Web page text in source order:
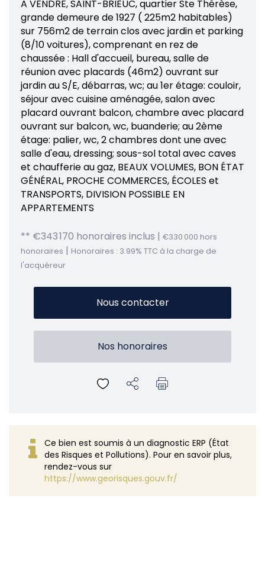
A VENDRE, SAINT-BRIEUC, quartier Ste Thérèse,
grande demeure de 1927 ( 225m2 habitables)
sur 756m2 de terrain clos avec jardin et parking
(8/10 voitures), comprenant en rez de
chaussée : Hall d'accueil, bureau, salle de
réunion avec placards (46m2) ouvrant sur
jardin au S/E, débarras, wc; au 1er étage: couloir,
séjour avec cuisine aménagée, salon avec
placard ouvrant balcon, chambre avec placard
ouvrant sur balcon, wc, buanderie; au 2ème
étage: palier, wc, 2 chambres dont une avec
salle d'eau, dressing; sous-sol total avec caves
et chaufferie au gaz, BEAUX VOLUMES, BON ÉTAT
GÉNÉRAL, PROCHE COMMERCES, ÉCOLES et
TRANSPORTS, DIVISION POSSIBLE EN
APPARTEMENTS
** €343 170 honoraires inclus | €330 000 hors
honoraires | Honoraires : 3.99% TTC à la charge de
l'acquéreur
Nous contacter
Nos honoraires
Ce bien est soumis à un diagnostic ERP (État
des Risques et Pollutions). Pour en savoir plus,
rendez-vous sur
https://www.georisques.gouv.fr/